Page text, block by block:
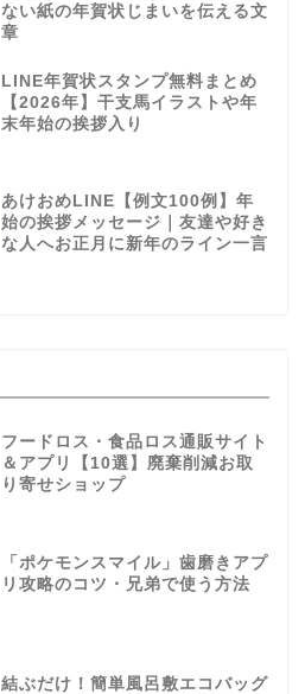
ない紙の年賀状じまいを伝える文
章
LINE年賀状スタンプ無料まとめ
【2026年】干支馬イラストや年
末年始の挨拶入り
あけおめLINE【例文100例】年
始の挨拶メッセージ｜友達や好き
な人へお正月に新年のライン一言
フードロス・食品ロス通販サイト
＆アプリ【10選】廃棄削減お取
り寄せショップ
「ポケモンスマイル」歯磨きアプ
リ攻略のコツ・兄弟で使う方法
結ぶだけ！簡単風呂敷エコバッグ